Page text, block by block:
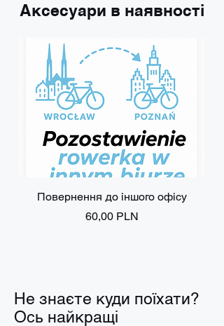
Аксесуари в наявності
Повернення до іншого офісу
Ціна
60,00 PLN
Не знаєте куди поїхати?
Ось найкращі